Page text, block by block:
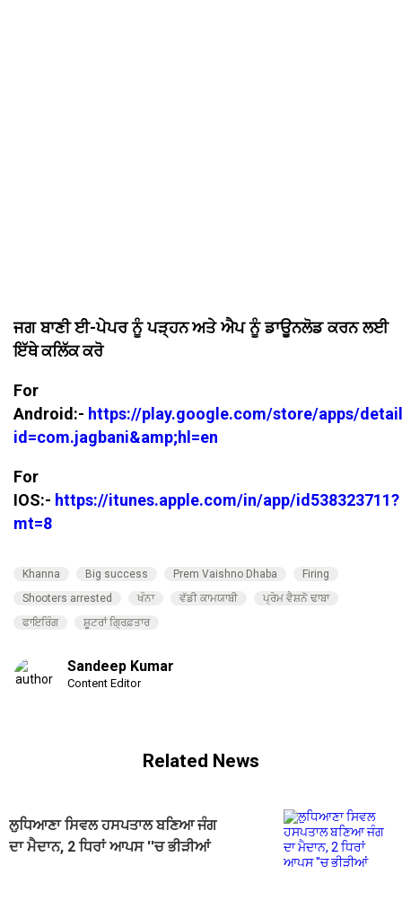
ਜਗ ਬਾਣੀ ਈ-ਪੇਪਰ ਨੂੰ ਪੜ੍ਹਨ ਅਤੇ ਐਪ ਨੂੰ ਡਾਊਨਲੋਡ ਕਰਨ ਲਈ
ਇੱਥੇ ਕਲਿੱਕ ਕਰੋ
For
Android:- https://play.google.com/store/apps/
id=com.jagbani&amp;hl=en
For
IOS:- https://itunes.apple.com/in/app/id538323711?
mt=8
Khanna Big success Prem Vaishno Dhaba
Firing
Shooters arrested
ਖੰਨਾ ਵੱਡੀ ਕਾਮਯਾਬੀ
ਪ੍ਰੇਮ ਵੈਸ਼ਨੋ ਢਾਬਾ
ਫਾਇਰਿੰਗ
ਸ਼ੂਟਰਾਂ ਗ੍ਰਿਫ਼ਤਾਰ
Sandeep Kumar
Content Editor
Related News
ਲੁਧਿਆਣਾ ਸਿਵਲ ਹਸਪਤਾਲ ਬਣਿਆ ਜੰਗ
ਦਾ ਮੈਦਾਨ, 2 ਧਿਰਾਂ ਆਪਸ ''ਚ ਭੀੜੀਆਂ